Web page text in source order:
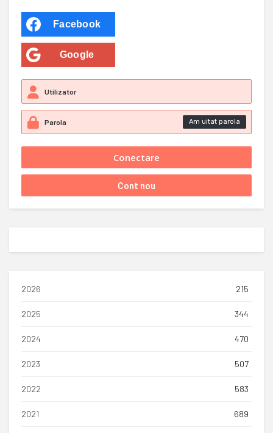
Facebook
Google
Am uitat parola
2026 215
2025 344
2024 470
2023 507
2022 583
2021 689